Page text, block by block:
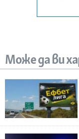
Може да ви